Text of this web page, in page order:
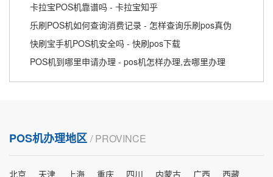
卡拉宝POS机靠谱吗 - 卡拉宝知乎
乐刷POS机如何查询消费记录 - 怎样查询乐刷pos真伪
快刷宝手机POS机安全吗 - 快刷pos下载
POS机到哪里申请办理 - pos机怎样办理,去哪里办理
POS机办理地区 / PROVINCE
北京 天津 上海 重庆 四川 内蒙古 广西 西藏